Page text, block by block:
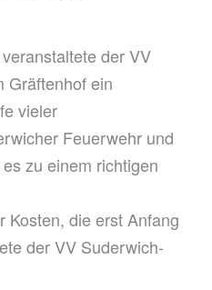
der VV
Gräftenhof ein
vieler
Feuerwehr und
zu einem richtigen
Kosten, die erst Anfang
der VV Suderwich-